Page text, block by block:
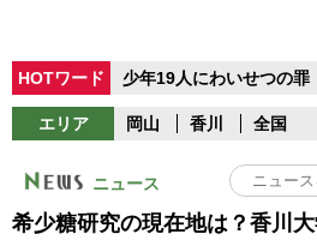
HOTワード 少年19人にわいせつの罪
エリア 岡山 香川 全国
ニュース
希少糖研究の現在地は？香川